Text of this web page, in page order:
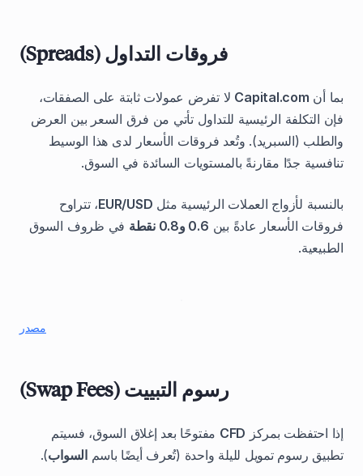
فروقات التداول (Spreads)
بما أن Capital.com لا تفرض عمولات ثابتة على الصفقات،
فإن التكلفة الرئيسية للتداول تأتي من فرق السعر بين العرض
والطلب (السبريد). وتُعد فروقات الأسعار لدى هذا الوسيط
تنافسية جدًا مقارنةً بالمستويات السائدة في السوق.
بالنسبة لأزواج العملات الرئيسية مثل EUR/USD، تتراوح
فروقات الأسعار عادةً بين 0.6 و0.8 نقطة
في ظروف السوق
الطبيعية.
مصدر
رسوم التبييت (Swap Fees)
إذا احتفظت بمركز CFD مفتوحًا بعد إغلاق السوق، فسيتم
تطبيق رسوم تمويل لليلة واحدة (تُعرف أيضًا باسمالسواب).